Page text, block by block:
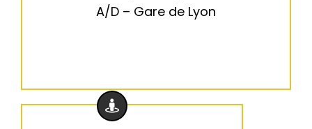
A/D – Gare de Lyon